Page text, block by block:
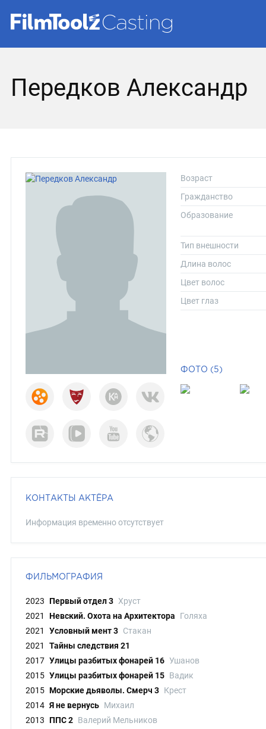
Передков Александр
Возраст
Гражданство
Образование
Тип внешности
Длина волос
Цвет волос
Цвет глаз
ФОТО (5)
КОНТАКТЫ АКТЁРА
Информация временно отсутствует
ФИЛЬМОГРАФИЯ
2023 Первый отдел 3 Хруст
2021
Невский. Охота на Архитектора
Голяха
2021
Условный мент 3 Стакан
2021
Тайны следствия 21
2017 Улицы разбитых фонарей 16 Ушанов
2015 Улицы разбитых фонарей 15 Вадик
2015 Морские дьяволы. Смерч 3 Крест
2014 Я не вернусь Михаил
2013
ППС 2 Валерий Мельников